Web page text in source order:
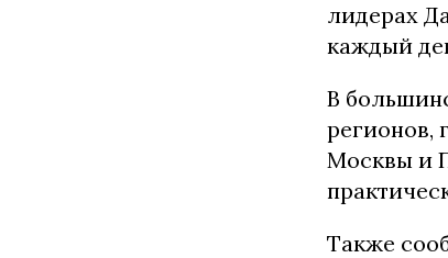
лидерах
каждый
В
регионов,
Москвы и
Также